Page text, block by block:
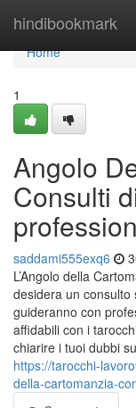
hindibookmark
Home
Home
1
Angolo
Consulti
saddami555exq6
L’Angolo della
desidera un
guideranno con
affidabili con i
chiarire i tuoi dubbi
https://tarocchi-
della-cartomanzia-